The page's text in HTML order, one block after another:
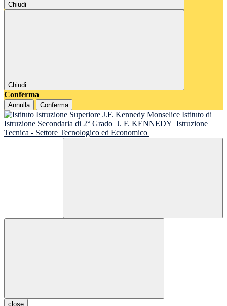
Chiudi
Chiudi
Conferma
Annulla Conferma
Istituto di
Istruzione Secondaria di 2° Grado J. F. KENNEDY Istruzione
Tecnica - Settore Tecnologico ed Economico
close